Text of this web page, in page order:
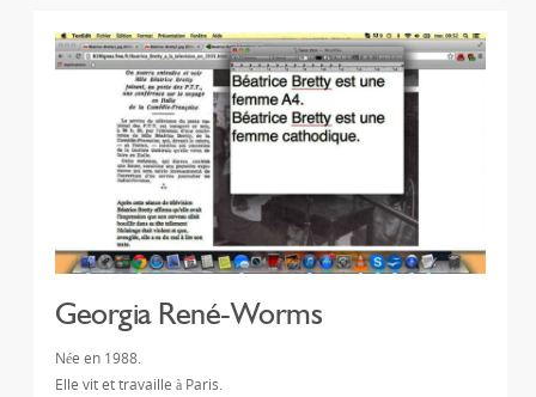
Georgia René-Worms
Née en 1988.
Elle vit et travaille à Paris.